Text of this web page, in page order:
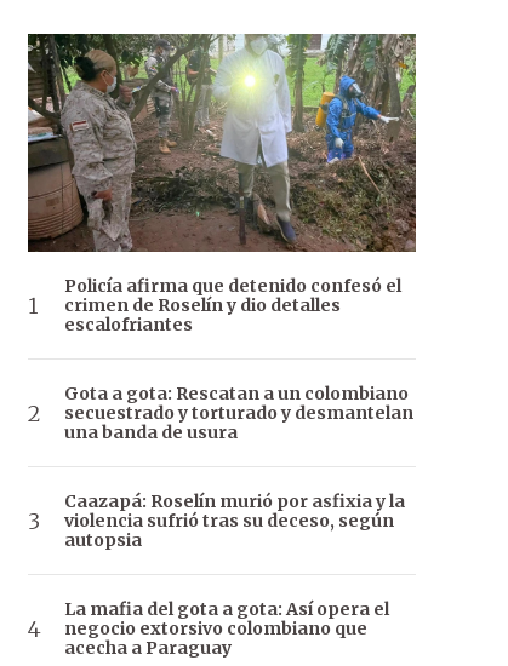
Policía afirma que detenido confesó el
crimen de Roselín y dio detalles
escalofriantes
Gota a gota: Rescatan a un colombiano
secuestrado y torturado y desmantelan
una banda de usura
Caazapá: Roselín murió por asfixia y la
violencia sufrió tras su deceso, según
autopsia
La mafia del gota a gota: Así opera el
negocio extorsivo colombiano que
acecha a Paraguay